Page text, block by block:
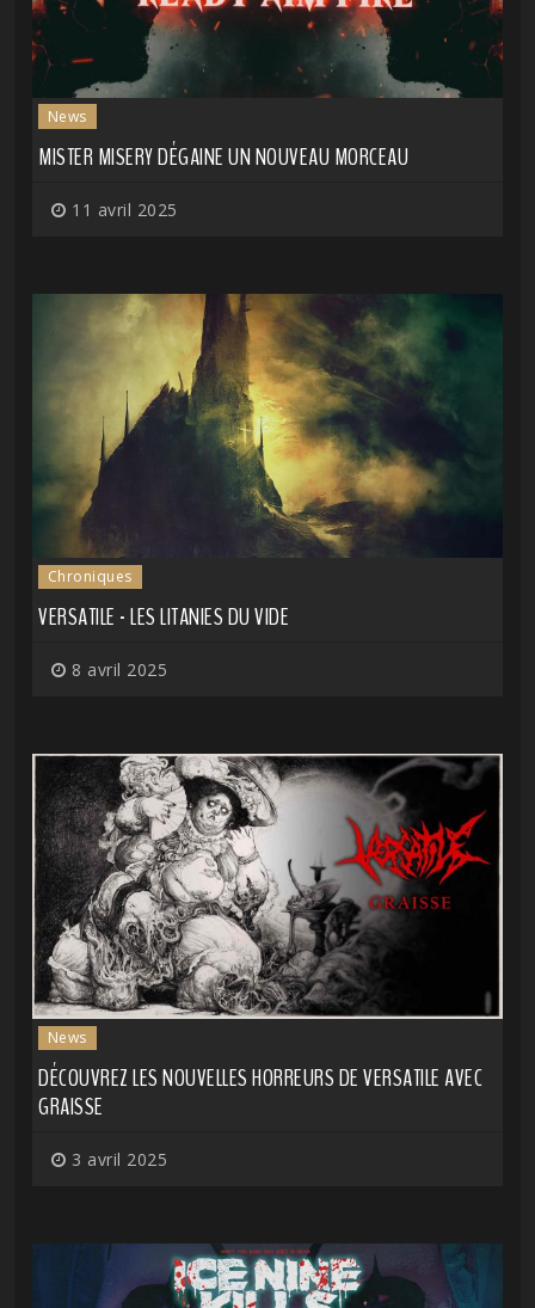
News
MISTER MISERY DÉGAINE UN NOUVEAU MORCEAU
11 avril 2025
Chroniques
VERSATILE - LES LITANIES DU VIDE
8 avril 2025
News
DÉCOUVREZ LES NOUVELLES HORREURS DE VERSATILE AVEC
GRAISSE
3 avril 2025